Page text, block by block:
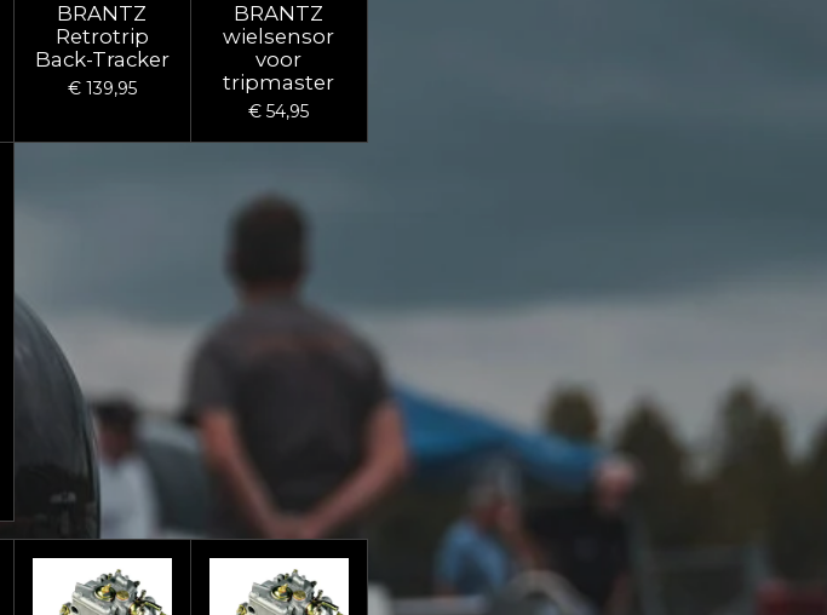
BRANTZ
Retrotrip
Back-Tracker
€ 139,95
BRANTZ
wielsensor
voor
tripmaster
€ 54,95